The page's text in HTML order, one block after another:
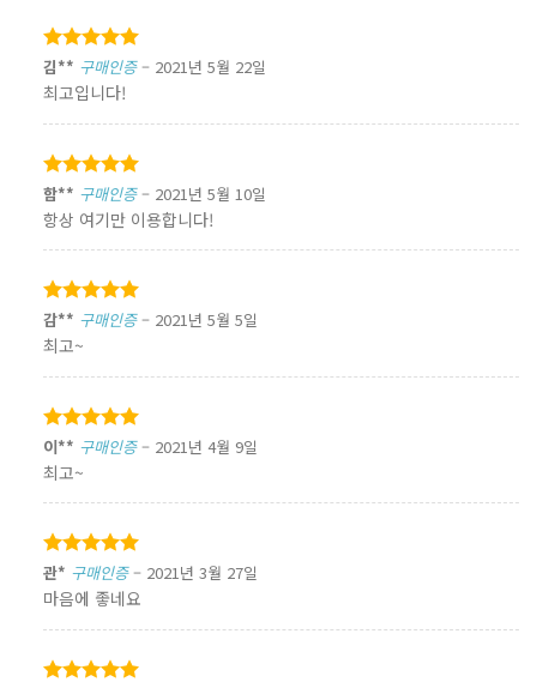
5 중에서
5로 평가됨
김** 구매인증 – 2021년 5월 22일
최고입니다!
5 중에서
5로 평가됨
함** 구매인증 – 2021년 5월 10일
항상 여기만 이용합니다!
5 중에서
5로 평가됨
감** 구매인증 – 2021년 5월 5일
최고~
5 중에서
5로 평가됨
이** 구매인증 – 2021년 4월 9일
최고~
5 중에서
5로 평가됨
관* 구매인증 – 2021년 3월 27일
마음에 좋네요